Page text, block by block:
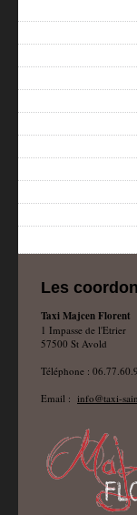
Les
Taxi Majcen Florent
1 Impasse de l'Etrier
57500 St Avold
Téléphone :
Email : info@taxi-